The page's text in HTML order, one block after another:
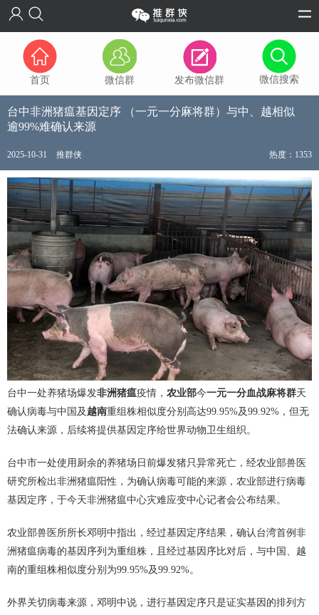
首页 微信群 发布微信群 微信搜索
台中非洲猪瘟基因定序 （一元一分麻将群）与中、越相似
逾99%难确认来源
2025-10-31 推群侠 热度：1353
台中一处养猪场爆发非洲猪瘟疫情， 农业部今一元一分血战麻将群天
确认病毒与中国及 越南重组株相似度分别高达99.95%及99.92%，但无
法确认来源，后续将提供基因定序给世界动物卫生组织。
台中市一处使用厨余的养猪场日前爆发猪只异常死亡，经农业部兽医
研究所检出非洲猪瘟阳性，为确认病毒可能的来源，农业部进行病毒
基因定序，于今天非洲猪瘟中心灾难应变中心记者会公布结果。
农业部兽医所所长邓明中指出，经过基因定序结果，确认台湾首例非
洲猪瘟病毒的基因序列为重组株，且经过基因序比对后，与中国、越
南的重组株相似度分别为99.95%及99.92%。
外界关切病毒来源，邓明中说，进行基因定序只是证实基因的排列方